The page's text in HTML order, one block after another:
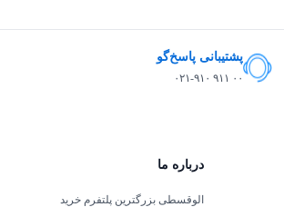
پشتیبانی پاسخ‌گو
۰۲۱-۹۱۰ ۹۱۱ ۰۰
درباره ما
الوقسطی بزرگترین پلتفرم خرید